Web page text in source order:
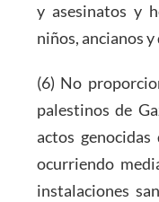
y asesinatos y
niños, ancianos
(6) No
palestinos de
actos genocidas
ocurriendo
instalaciones